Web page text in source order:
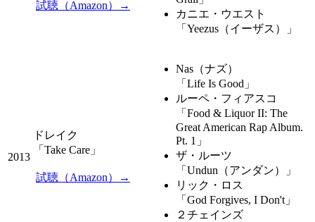
試聴（Amazon）→
カニエ・ウエスト
「Yeezus（イーザス）」
2013
ドレイク
「Take Care」
試聴（Amazon）→
Nas（ナズ）
「Life Is Good」
ルーペ・フィアスコ
「Food & Liquor II: The
Great American Rap Album.
Pt. 1」
ザ・ルーツ
「Undun（アンダン）」
リック・ロス
「God Forgives, I Don't」
２チェインズ